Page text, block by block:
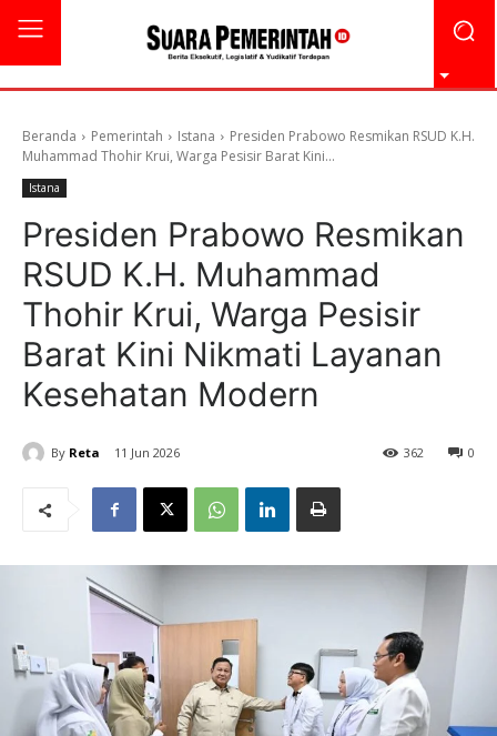
Beranda Pemerintah Istana
Presiden Prabowo Resmikan RSUD K.H.
Muhammad Thohir Krui, Warga Pesisir Barat Kini...
Istana
Presiden Prabowo Resmikan
RSUD K.H. Muhammad
Thohir Krui, Warga Pesisir
Barat Kini Nikmati Layanan
Kesehatan Modern
By Reta 11 Jun 2026 0
362